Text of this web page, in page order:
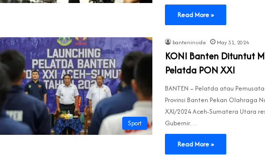
Read More »
Sport
banteninside May 31, 2024
KONI Banten Dituntut
Pelatda PON XXI
BANTEN – Pelatda atau
Provinsi Banten Pekan Olahraga
XXI/2024 Aceh-Sumatera Utara
Gubernir…
Read More »